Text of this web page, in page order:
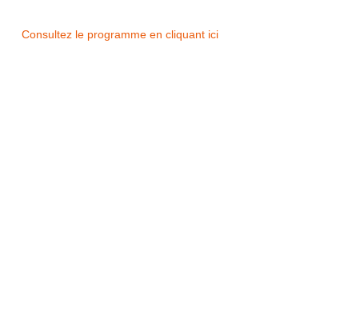
Consultez le programme en cliquant ici